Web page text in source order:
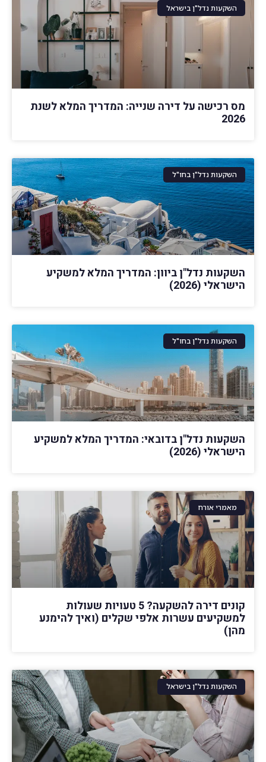
השקעות נדל"ן בישראל
מס רכישה על דירה שנייה: המדריך המלא לשנת
2026
השקעות נדל"ן בחו"ל
השקעות נדל"ן ביוון: המדריך המלא למשקיע
הישראלי (2026)
השקעות נדל"ן בחו"ל
השקעות נדל"ן בדובאי: המדריך המלא למשקיע
הישראלי (2026)
מאמרי אורח
קונים דירה להשקעה? 5 טעויות שעולות
למשקיעים עשרות אלפי שקלים (ואיך להימנע
מהן)
השקעות נדל"ן בישראל